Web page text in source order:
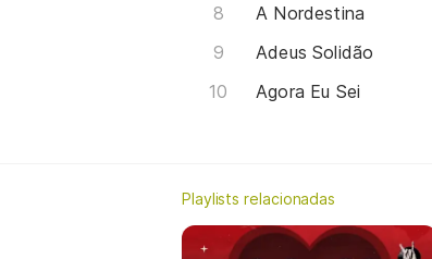
A Nordestina
Adeus Solidão
Agora Eu Sei
Playlists relacionadas